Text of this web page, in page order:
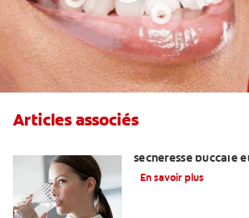
Articles associés
sécheresse buccale
traiter
En savoir plus